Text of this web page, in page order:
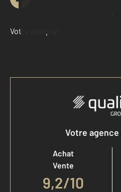
Demander
Votre compte :
Accéder à
Votre
Achat
Vente
9,2/10